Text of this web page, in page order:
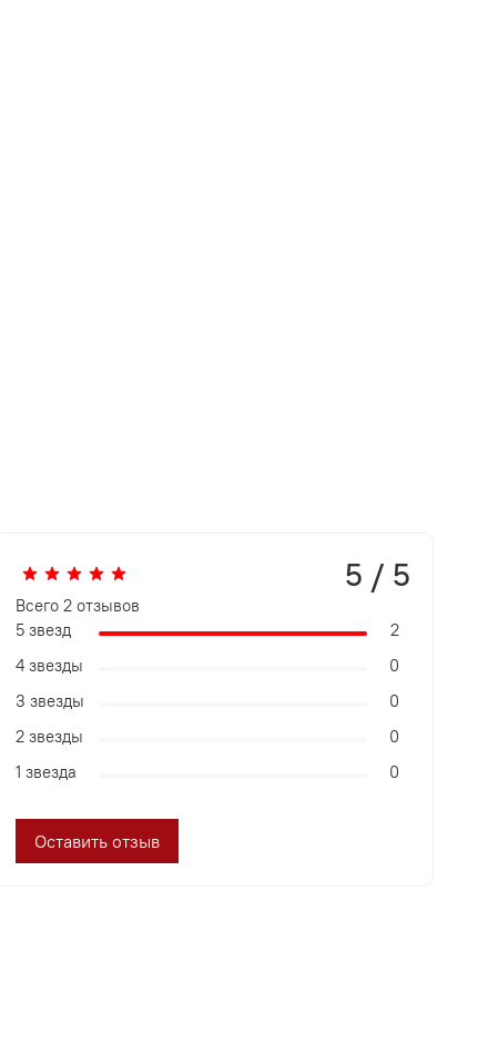
5 / 5
Всего2 отзывов
5 звезд
2
4 звезды
0
3 звезды
0
2 звезды
0
1 звезда
0
Оставить отзыв